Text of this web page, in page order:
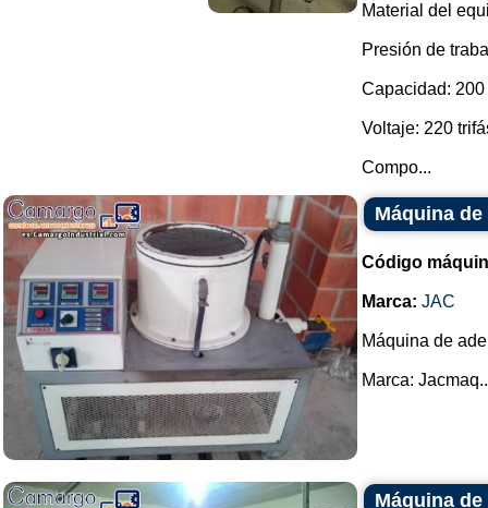
Material del
Presión de
Capacidad: 200
Voltaje: 220
Compo...
Máquina
Código
Marca: JAC
Máquina de
Marca:
Máquina